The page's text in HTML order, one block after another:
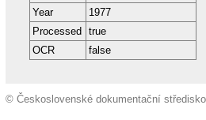
Year
1977
Processed
true
OCR
false
© Československé dokumentační